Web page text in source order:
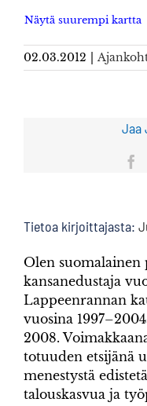
Näytä suurempi kartta
02.03.2012
Jaa
Tietoa kirjoittajasta:
Olen
kansanedustaja
Lappeenrannan
vuosina
2008.
totuuden etsijänä
menestystä
talouskasvua ja